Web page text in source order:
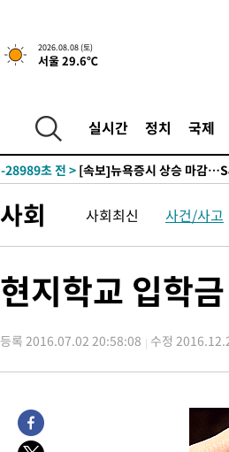
2026.08.08 (토)
서울 29.6℃
실시간 정치 국제
-28989초 전 > [속보]뉴욕증시 상승 마감
사회 사회최신 사건/사고
현지학교 입학
등록 2016.07.02 20:58:08 수정